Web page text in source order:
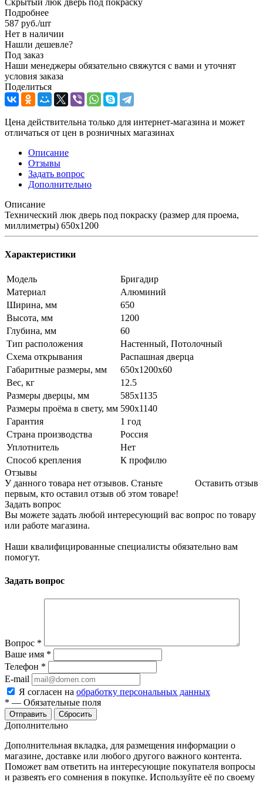
Подробнее
587 руб./шт
Нет в наличии
Нашли дешевле?
Под заказ
Наши менеджеры обязательно свяжутся с вами и уточнят
условия заказа
Поделиться
Цена действительна только для интернет-магазина и может
отличаться от цен в розничных магазинах
Описание
Отзывы
Задать вопрос
Дополнительно
Описание
Технический люк дверь под покраску (размер для проема,
миллиметры) 650x1200
Характеристики
Модель
Бригадир
Материал
Алюминий
Ширина, мм
650
Высота, мм
1200
Глубина, мм
60
Тип расположения
Настенный, Потолочный
Схема открывания
Распашная дверца
Габаритные размеры, мм
650х1200х60
Вес, кг
12.5
Размеры дверцы, мм
585х1135
Размеры проёма в свету, мм 590х1140
Гарантия
1 год
Страна производства
Россия
Уплотнитель
Нет
Способ крепления
К профилю
Отзывы
Оставить отзыв
У данного товара нет отзывов. Станьте
первым, кто оставил отзыв об этом товаре!
Задать вопрос
Вы можете задать любой интересующий вас вопрос по товару
или работе магазина.
Наши квалифицированные специалисты обязательно вам
помогут.
Задать вопрос
Вопрос *
Ваше имя *
Телефон *
E-mail
Я согласен на обработку персональных данных
* — Обязательные поля
Сбросить
Дополнительно
Дополнительная вкладка, для размещения информации о
магазине, доставке или любого другого важного контента.
Поможет вам ответить на интересующие покупателя вопросы
и развеять его сомнения в покупке. Используйте её по своему